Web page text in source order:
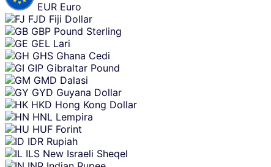
EUR Euro
FJD Fiji Dollar
GBP Pound Sterling
GEL Lari
GHS Ghana Cedi
GIP Gibraltar Pound
GMD Dalasi
GYD Guyana Dollar
HKD Hong Kong Dollar
HNL Lempira
HUF Forint
IDR Rupiah
ILS New Israeli Sheqel